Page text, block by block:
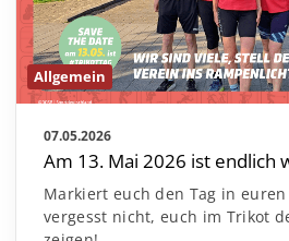
Allgemein
07.05.2026
Am 13. Mai 2026 ist endlich
Markiert euch den Tag in
vergesst nicht, euch im Trikot